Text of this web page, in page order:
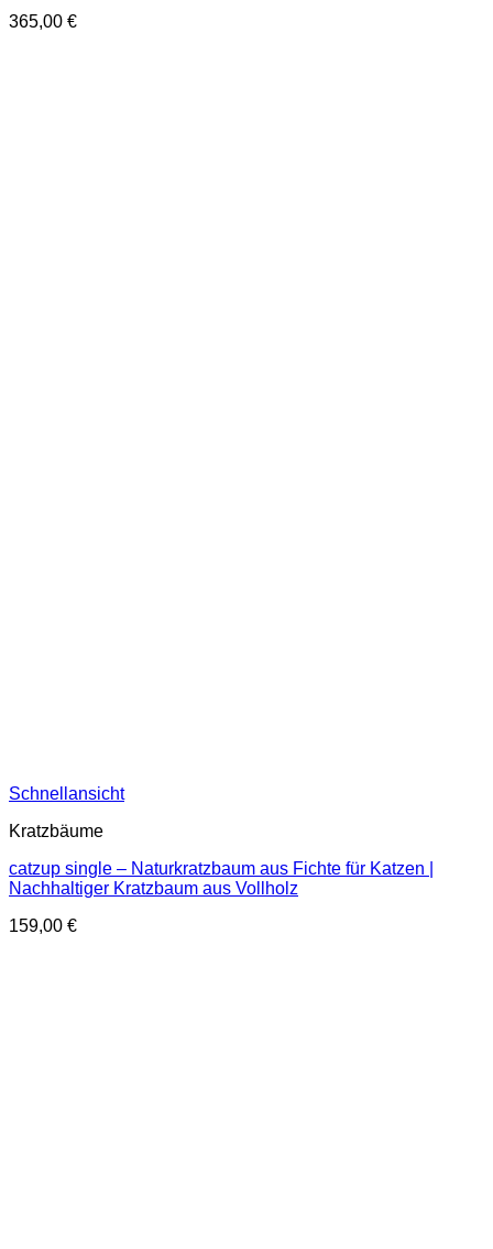
365,00 €
Schnellansicht
Kratzbäume
catzup single – Naturkratzbaum aus Fichte für Katzen |
Nachhaltiger Kratzbaum aus Vollholz
159,00 €